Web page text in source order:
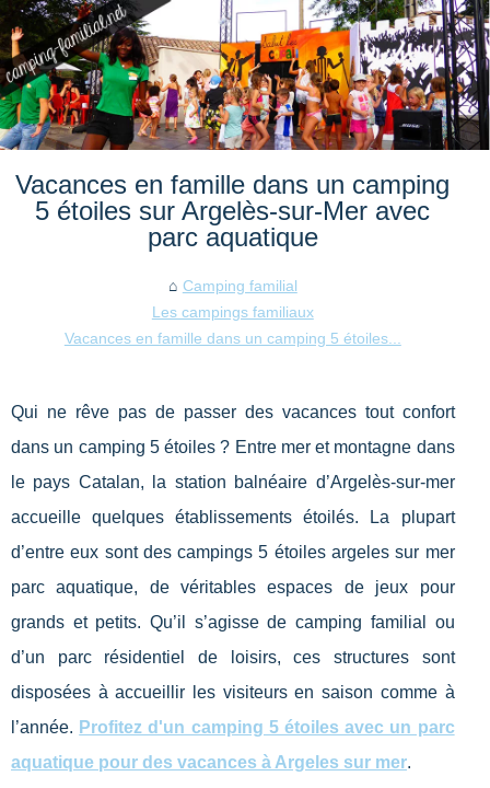
Vacances en famille dans un camping
5 étoiles sur Argelès-sur-Mer avec
parc aquatique
Camping familial
Les campings familiaux
Vacances en famille dans un camping 5 étoiles...
Qui ne rêve pas de passer des vacances tout confort
dans un camping 5 étoiles ? Entre mer et montagne dans
le pays Catalan, la station balnéaire d’Argelès-sur-mer
accueille quelques établissements étoilés. La plupart
d’entre eux sont des campings 5 étoiles argeles sur mer
parc aquatique, de véritables espaces de jeux pour
grands et petits. Qu’il s’agisse de camping familial ou
d’un parc résidentiel de loisirs, ces structures sont
disposées à accueillir les visiteurs en saison comme à
l’année. Profitez d'un camping 5 étoiles avec un parc
aquatique pour des vacances à Argeles sur mer.